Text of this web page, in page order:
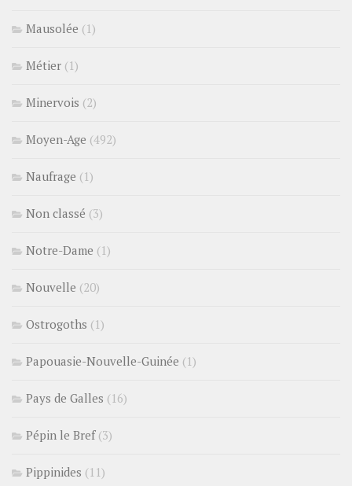
Mausolée (1)
Métier (1)
Minervois (2)
Moyen-Age (492)
Naufrage (1)
Non classé (3)
Notre-Dame (1)
Nouvelle (20)
Ostrogoths (1)
Papouasie-Nouvelle-Guinée (1)
Pays de Galles (16)
Pépin le Bref(3)
Pippinides (11)